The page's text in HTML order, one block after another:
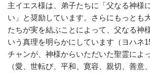
主イエス様は、弟子たちに「父なる神様
い」と奨励しています。さらにもっとも
たちが実を結ぶことによって、父なる神
いう真理を明らかにしています（ヨハネ
チャンが、神様からいただいた聖霊によ
（愛、世転び、平和、寛容、親切、善意